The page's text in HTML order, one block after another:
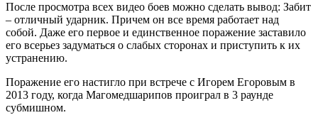
После просмотра всех видео боев можно сделать вывод: Забит
– отличный ударник. Причем он все время работает над
собой. Даже его первое и единственное поражение заставило
его всерьез задуматься о слабых сторонах и приступить к их
устранению.
Поражение его настигло при встрече с Игорем Егоровым в
2013 году, когда Магомедшарипов проиграл в 3 раунде
субмишном.